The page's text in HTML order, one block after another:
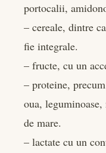
portocalii,
– cereale, dintre
fie integrale.
– fructe, cu un
– proteine,
oua,
de mare.
– lactate cu un